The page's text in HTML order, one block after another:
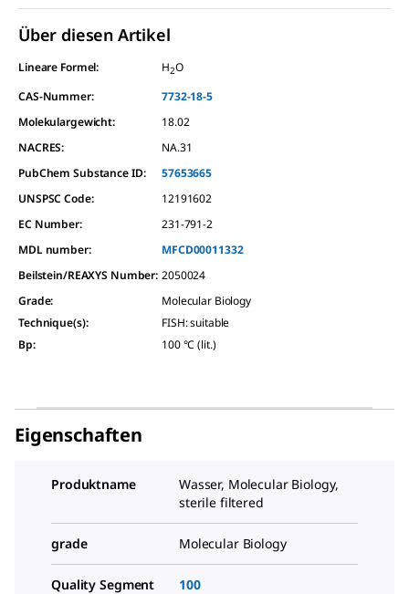
Über diesen Artikel
Lineare Formel: H2O
CAS-Nummer:
7732-18-5
Molekulargewicht:
18.02
NACRES:
NA.31
PubChem Substance ID:
57653665
UNSPSC Code:
12191602
EC Number:
231-791-2
MDL number:
MFCD00011332
Beilstein/REAXYS Number: 2050024
Grade:
Molecular Biology
Technique(s):
FISH: suitable
Bp: 100 °C (lit.)
Eigenschaften
Produktname
Wasser, Molecular Biology,
sterile filtered
grade Molecular Biology
Quality Segment 100